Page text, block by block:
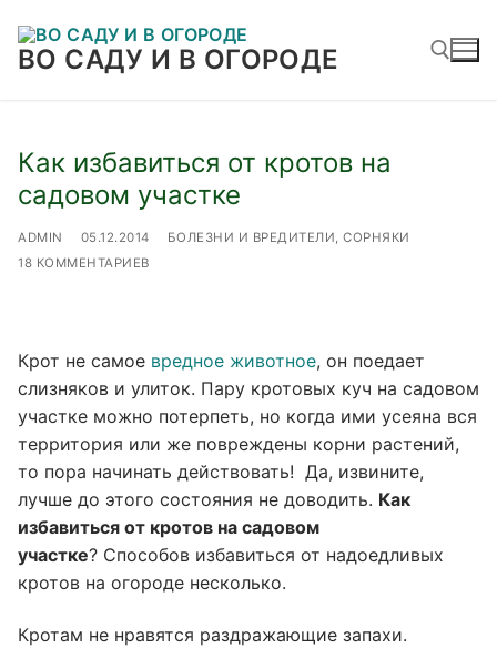
содержимому
ВО САДУ И В ОГОРОДЕ
Как избавиться от кротов на
садовом участке
ADMIN 05.12.2014
БОЛЕЗНИ И ВРЕДИТЕЛИ, СОРНЯКИ
18 КОММЕНТАРИЕВ
Крот не самое вредное животное, он поедает
слизняков и улиток. Пару кротовых куч на садовом
участке можно потерпеть, но когда ими усеяна вся
территория или же повреждены корни растений,
то пора начинать действовать! Да, извините,
лучше до этого состояния не доводить. Как
избавиться от кротов на садовом
участке? Способов избавиться от надоедливых
кротов на огороде несколько.
Кротам не нравятся раздражающие запахи.